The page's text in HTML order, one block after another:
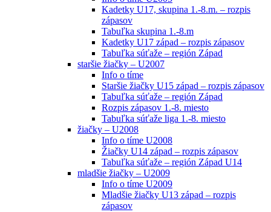
Kadetky U17, skupina 1.-8.m. – rozpis
zápasov
Tabuľka skupina 1.-8.m
Kadetky U17 západ – rozpis zápasov
Tabuľka súťaže – región Západ
staršie žiačky – U2007
Info o tíme
Staršie žiačky U15 západ – rozpis zápasov
Tabuľka súťaže – región Západ
Rozpis zápasov 1.-8. miesto
Tabuľka súťaže liga 1.-8. miesto
žiačky – U2008
Info o tíme U2008
Žiačky U14 západ – rozpis zápasov
Tabuľka súťaže – región Západ U14
mladšie žiačky – U2009
Info o tíme U2009
Mladšie žiačky U13 západ – rozpis
zápasov